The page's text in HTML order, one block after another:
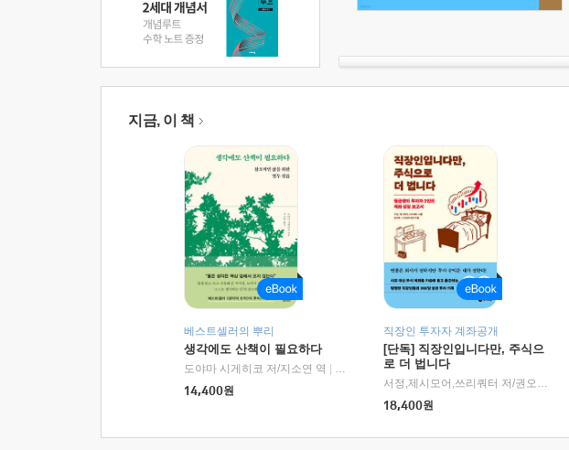
지금, 이 책
베스트셀러의 뿌리
생각에도 산책이 필요하다
도야마 시게히코 저/지소연 역
알에이치코리아(RHK)
14,400원
직장인 투자자 계좌공개
[단독] 직장인입니다만, 주식으
로 더 법니다
서정,제시모어,쓰리쿼터 저/권오태,시그널리포트 편
18,400원